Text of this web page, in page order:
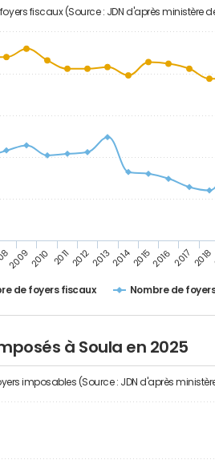
fiscaux (Source : JDN d'après ministère
de foyers fiscaux Nombre de
20092010 201120122013201420152016 2017 2018
à Soula en 2025
imposables (Source : JDN d'après